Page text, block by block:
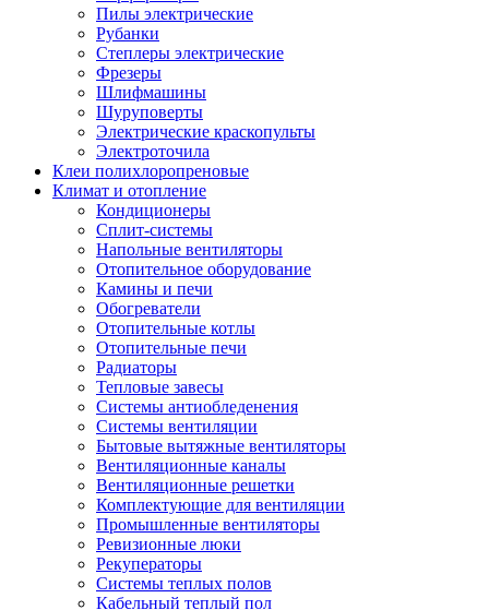
Пилы электрические
Рубанки
Степлеры электрические
Фрезеры
Шлифмашины
Шуруповерты
Электрические краскопульты
Электроточила
Клеи полихлоропреновые
Климат и отопление
Кондиционеры
Сплит-системы
Напольные вентиляторы
Отопительное оборудование
Камины и печи
Обогреватели
Отопительные котлы
Отопительные печи
Радиаторы
Тепловые завесы
Системы антиобледенения
Системы вентиляции
Бытовые вытяжные вентиляторы
Вентиляционные каналы
Вентиляционные решетки
Комплектующие для вентиляции
Промышленные вентиляторы
Ревизионные люки
Рекуператоры
Системы теплых полов
Кабельный теплый пол